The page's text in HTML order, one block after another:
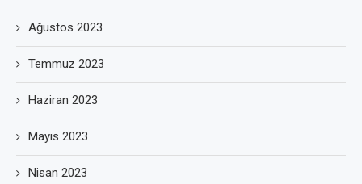
Ağustos 2023
Temmuz 2023
Haziran 2023
Mayıs 2023
Nisan 2023